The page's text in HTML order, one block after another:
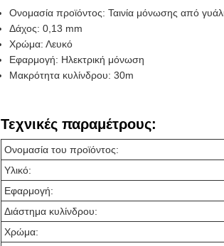
Ονομασία προϊόντος: Ταινία μόνωσης από
Δάχος: 0,13 mm
Χρώμα: Λευκό
Εφαρμογή: Ηλεκτρική μόνωση
Μακρότητα κυλίνδρου: 30m
Τεχνικές παραμέτρους:
Ονομασία του προϊόντος:
Υλικό:
Εφαρμογή:
Διάστημα κυλίνδρου:
Χρώμα: